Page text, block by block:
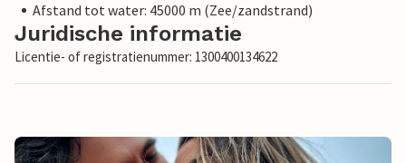
Afstand tot water: 45000 m (Zee/zandstrand)
Juridische informatie
Licentie- of registratienummer: 1300400134622